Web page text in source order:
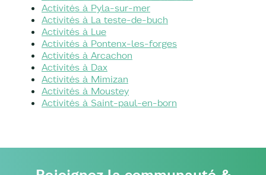
Activités à Pyla-sur-mer
Activités à La teste-de-buch
Activités à Lue
Activités à Pontenx-les-forges
Activités à Arcachon
Activités à Dax
Activités à Mimizan
Activités à Moustey
Activités à Saint-paul-en-born